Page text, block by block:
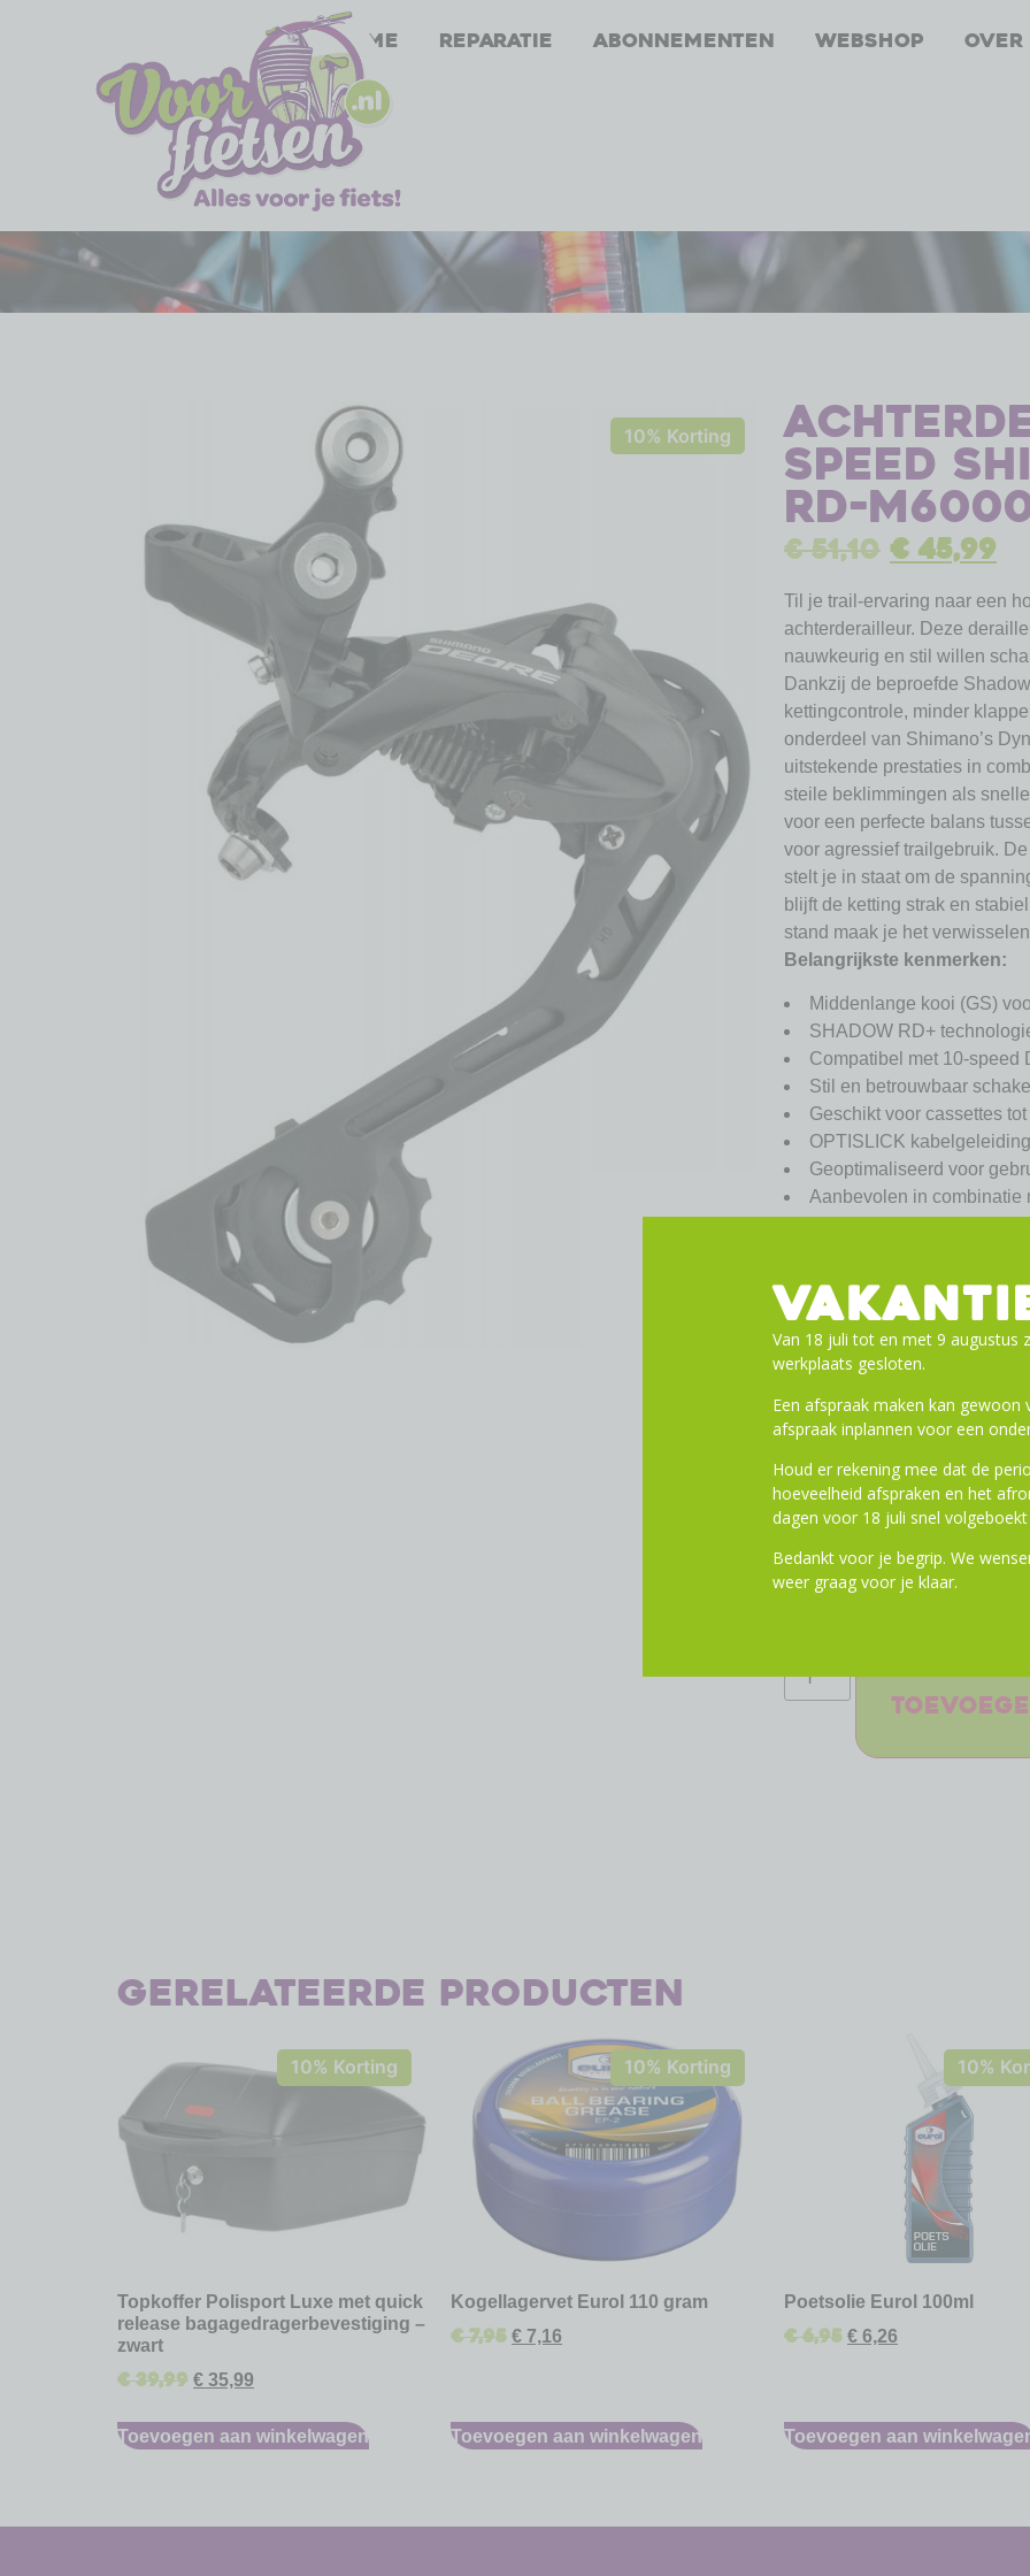
Home Reparatie Abonnementen Webshop Over
10% Korting
speed
RD-
€51,10 €45,99
Til je trail-ervaring naar een
achterderailleur. Deze
nauwkeurig en stil willen
Dankzij de beproefde
kettingcontrole, minder
onderdeel van Shimano’s
uitstekende prestaties in
steile beklimmingen als
voor een perfecte balans
voor agressief trailgebruik.
stelt je in staat om de
blijft de ketting strak en
stand maak je het
Belangrijkste kenmerken:
Middenlange kooi (GS)
SHADOW RD+
Compatibel met 10-speed
Stil en betrouwbaar
Geschikt voor cassettes
OPTISLICK
Geoptimaliseerd voor
Aanbevolen in combinatie
Serie: M6000
Model: RD-M6000
Toepassingsgebied: MTB
Technologie: Top Normal
Aantal versnellingen
Aanbevolen ketting: HG-X
Max. verschil voorbladen:
Max. grootste tandwiel:
Min. grootste tandwiel:
Max. kleinste tandwiel: 11
Gerelateerde producten
10% Korting
Topkoffer Polisport Luxe met quick
release bagagedragerbevestiging –
zwart
€39,99 € 35,99
Toevoegen aan winkelwagen
10% Korting
Kogellagervet Eurol 110 gram
€7,95 € 7,16
Toevoegen aan winkelwagen
10%
Poetsolie Eurol 100ml
€6,95 € 6,26
Toevoegen aan
Van 18 juli tot en met 9 augustus
werkplaats gesloten.
Een afspraak maken kan gewoon
afspraak inplannen voor een
Houd er rekening mee dat de
hoeveelheid afspraken en het
dagen voor 18 juli snel
Bedankt voor je begrip. We
weer graag voor je klaar.